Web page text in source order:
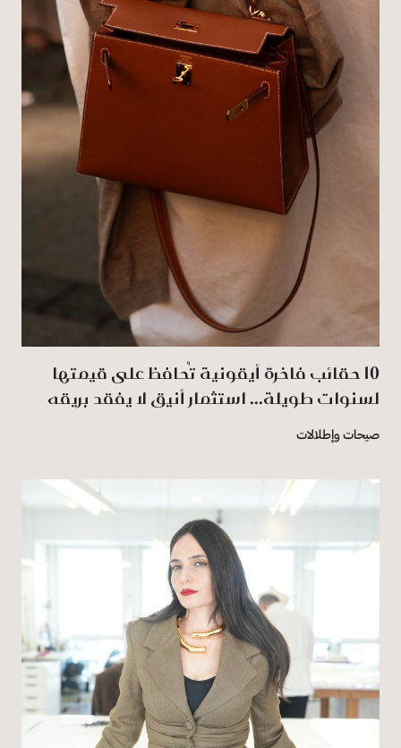
‏10‏‎ ‎حقائب فاخرة أيقونية تُحافظ على قيمتها
لسنوات طويلة... استثمار أنيق لا يفقد بريقه
صيحات وإطلالات